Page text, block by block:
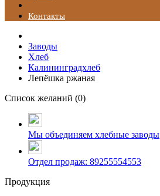
Контакты
Заводы
Хлеб
Калининградхлеб
Лепёшка ржаная
Список желаний (0)
Мы объединяем хлебные заводы
Отдел продаж: 89255554553
Продукция